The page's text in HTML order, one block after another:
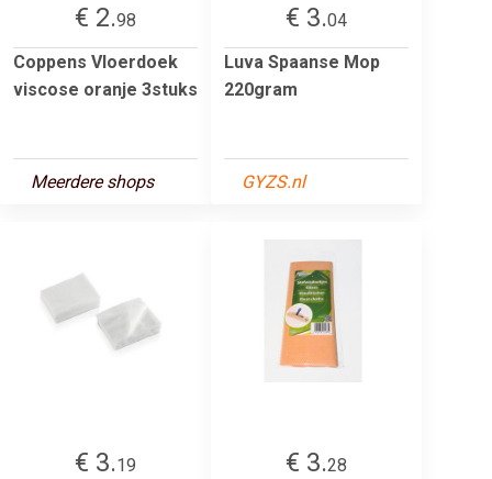
€ 2.98
Coppens Vloerdoek
viscose oranje 3stuks
Meerdere shops
€ 3.04
Luva Spaanse Mop
220gram
GYZS.nl
€ 3.19
€ 3.28